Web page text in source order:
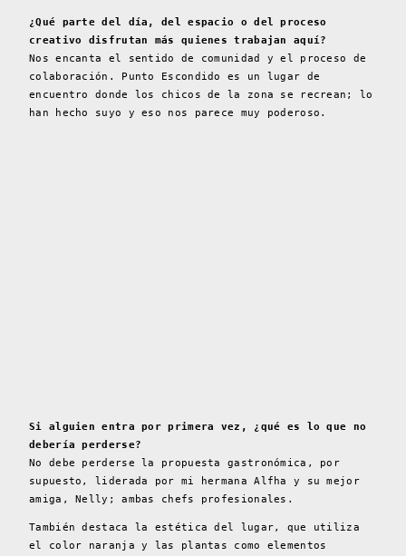
¿Qué parte del día, del espacio o del proceso
creativo disfrutan más quienes trabajan aquí?
Nos encanta el sentido de comunidad y el proceso de
colaboración. Punto Escondido es un lugar de
encuentro donde los chicos de la zona se recrean; lo
han hecho suyo y eso nos parece muy poderoso.
Si alguien entra por primera vez, ¿qué es lo que no
debería perderse?
No debe perderse la propuesta gastronómica, por
supuesto, liderada por mi hermana Alfha y su mejor
amiga, Nelly; ambas chefs profesionales.
También destaca la estética del lugar, que utiliza
el color naranja y las plantas como elementos